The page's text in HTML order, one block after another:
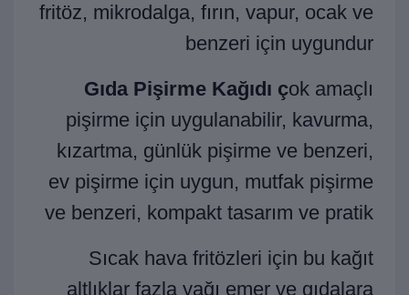
fritöz, mikrodalga, fırın, vapur, ocak ve
benzeri için uygundur
Gıda Pişirme Kağıdı çok amaçlı
pişirme için uygulanabilir, kavurma,
kızartma, günlük pişirme ve benzeri,
ev pişirme için uygun, mutfak pişirme
ve benzeri, kompakt tasarım ve pratik
Sıcak hava fritözleri için bu kağıt
altlıklar fazla yağı emer ve gıdalara